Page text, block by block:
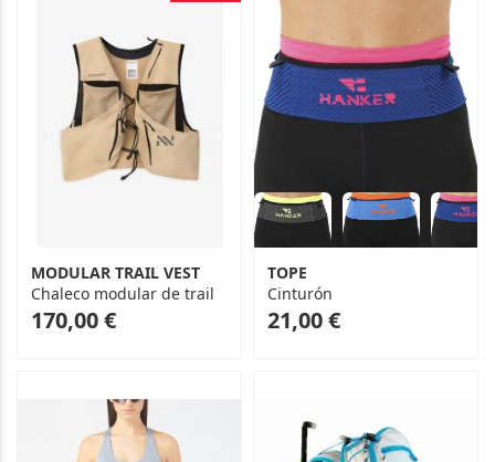
MODULAR TRAIL VEST
Chaleco modular de trail
As
low
170,00 €
TOPE
Cinturón
21,00 €